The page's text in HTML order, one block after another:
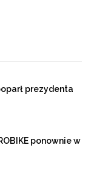
prezydenta
ponownie w